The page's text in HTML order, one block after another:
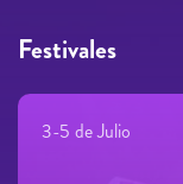
Festivales
3-5 de Julio